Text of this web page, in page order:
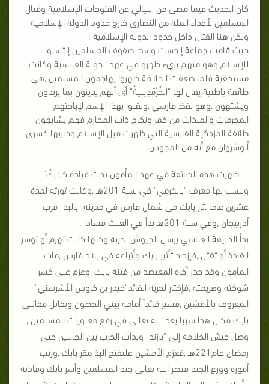
كان الحديث فيما مضى من الليالي عن الفتوحات الإسلامية وقتال
المسلمين لأعداء الملة من النصارى خارج حدود الدولة الإسلامية
ولكن هنا القتال داخل حدود الدولة الإسلامية .
حيث قامت جماعة إندست وسط صفوف المسلمين إنتسبوا
للإسلام وهو منهم بريء ظهرو في عهد الدولة العباسية وكانت
مستخفية فلما ضعفت الخلافة ظهروا يهاجمون المسلمين ,هي
طائفة باطنية يقال لها "الخُرْمَدِينيةُ" أي أنهم يدينون بما يريدون
ويشتهون ,وهو لفظ فارسي ,ولقبوا بهذا الإسم لإباحتهم
المحرمات والملذات من خمر ونكاح ذات المحارم فهم يشابهون
طائفة المزدكية الفارسية التي ظهرت قبل الإسلام وحاربها كسرى
أنوشروان مع أنه من المجوس.
ظهرت هذه الطائفة في عهد المأمون تحت قيادة كبابكُ"
ونسب لها فعرف "بالخرمي" في سنة 201هـ ,وكانت ثورته لمدة
عشرين عاما ,ثار بابك في شمال فارس في مدينة "بالبذ" قرب
أذربيجان ,وفي سنة 201هـ بدأ في العبث فسادا
.
بدأ الخليفة العباسي يرسل الجيوش لحربه وكنها كانت تهزم أو تؤسر
القادة أو تقتل ,فإزداد تأثير بابك وأتباعه في بلاد فارس ,مات
المأمون وقد حذر أخاه المعتصد من فتنة بابك ,وعزم على كسر
شوكته وهزيمته ,فإختار لحربه القائد"خيدر بن كاوس الأشرسني"
المعروف بالأفشين ,فسير قائداً أمامه يبني الحصون ويقاتل مقاتلي
بابك فكان هذا سببا بعد الله تعالى في رفع معنويات المسلمين ,
وصل جيش الخلافة إلى "برزند" وبدأت الحرب بين الجانبين حتى
رمضان عام221هـ ,فعزم الأفشين علىفتح البذ مقر بابك ,ورتب
أموره ووزع الجند فنصر الله تعالى جند المسلمين وأسر بابك وقادته